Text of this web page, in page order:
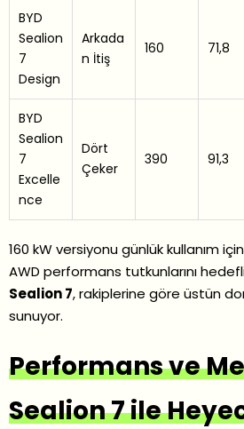
BYD
Sealion
7
Design
Arkada
n İtiş
160 71,8
BYD
Sealion
7
Excelle
nce
Dört
Çeker
390 91,3
160 kW versiyonu günlük kullanım
AWD performans tutkunlarını
Sealion 7, rakiplerine göre üstün
sunuyor.
Performans ve
Sealion 7 ile